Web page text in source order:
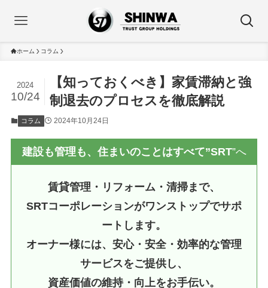
ホーム コラム
【知っておくべき】家賃滞納と強
制退去のプロセスを徹底解説
2024
10/24
コラム 2024年10月24日
建設も管理も、住まいのことはすべて”SRT”へ
賃貸管理・リフォーム・清掃まで、
SRTコーポレーションがワンストップでサポ
ートします。
オーナー様には、安心・安全・効率的な管理
サービスをご提供し、
資産価値の維持・向上をお手伝い。